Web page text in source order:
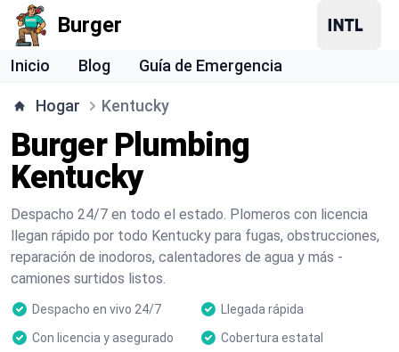
Burger
Inicio Blog Guía de Emergencia
Hogar Kentucky
Burger Plumbing
Kentucky
Despacho 24/7 en todo el estado. Plomeros con licencia
llegan rápido por todo Kentucky para fugas, obstrucciones,
reparación de inodoros, calentadores de agua y más -
camiones surtidos listos.
Despacho en vivo 24/7
Llegada rápida
Con licencia y asegurado
Cobertura estatal